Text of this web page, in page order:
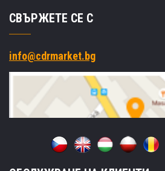
СВЪРЖЕТЕ СЕ С
info@cdrmarket.bg